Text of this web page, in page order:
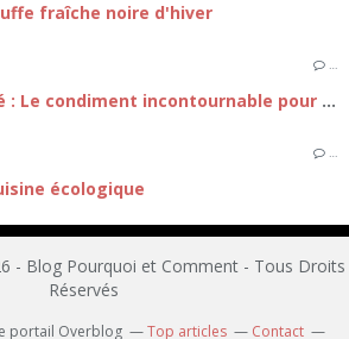
fraîche noire d'hiver
…
L'Oignon Bio Surgelé : Le condiment incontournable pour une cuisine express
écologique
- Blog Pourquoi et Comment - Tous Droits
Réservés
portail Overblog Top articles Contact